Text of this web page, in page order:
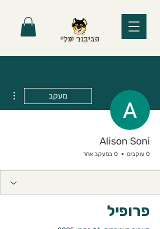
מעקב
Alison Soni
0 עוקבים 0 במעקב אחר
פרופיל